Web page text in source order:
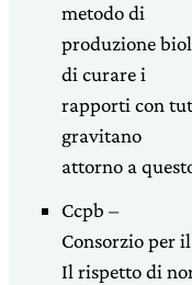
metodo di
produzione
di curare i
rapporti con
gravitano
attorno a
Ccpb –
Consorzio per
Il rispetto di